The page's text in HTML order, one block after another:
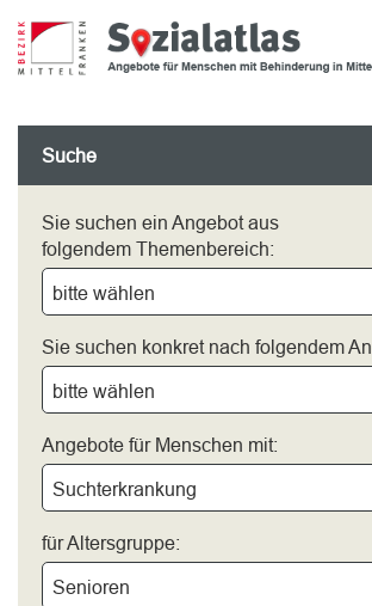
Suche
Sie suchen ein Angebot aus
folgendem Themenbereich:
bitte wählen
Sie suchen konkret nach folgendem
bitte wählen
Angebote für Menschen mit:
Suchterkrankung
für Altersgruppe:
Senioren